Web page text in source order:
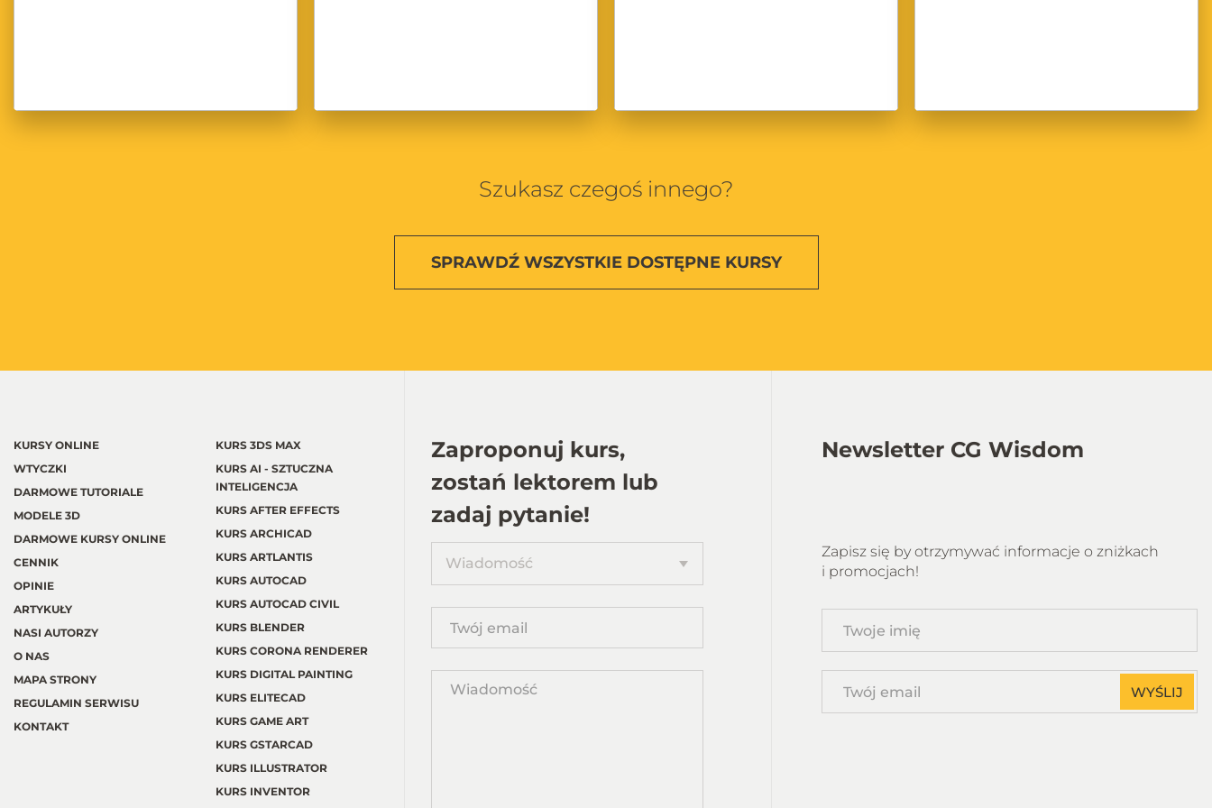
Szukasz czegoś innego?
SPRAWDŹ WSZYSTKIEDOSTĘPNE KURSY
KURSY ONLINE
WTYCZKI
DARMOWE TUTORIALE
MODELE 3D
DARMOWE KURSY ONLINE
CENNIK
OPINIE
ARTYKUŁY
NASI AUTORZY
O NAS
MAPA STRONY
REGULAMIN SERWISU
KONTAKT
KURS 3DS MAX
KURS AI - SZTUCZNA
INTELIGENCJA
KURS AFTER EFFECTS
KURS ARCHICAD
KURS ARTLANTIS
KURS AUTOCAD
KURS AUTOCAD CIVIL
KURS BLENDER
KURS CORONA RENDERER
KURS DIGITAL PAINTING
KURS ELITECAD
KURS GAME ART
KURS GSTARCAD
KURS ILLUSTRATOR
KURS INVENTOR
Zaproponuj kurs,
zostań lektorem lub
zadaj pytanie!
kurs
Wiadomość
email
Wpisz
propozycję
Newsletter CG Wisdom
Zapisz się by otrzymywać informacje o zniżkach
i promocjach!
imię
email
WYŚLIJ